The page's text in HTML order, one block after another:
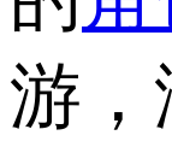
游